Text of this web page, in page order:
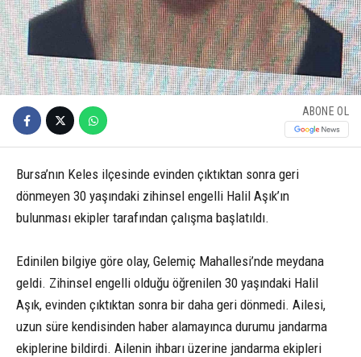
ABONE OL
Bursa’nın Keles ilçesinde evinden çıktıktan sonra geri
dönmeyen 30 yaşındaki zihinsel engelli Halil Aşık’ın
bulunması ekipler tarafından çalışma başlatıldı.
Edinilen bilgiye göre olay, Gelemiç Mahallesi’nde meydana
geldi. Zihinsel engelli olduğu öğrenilen 30 yaşındaki Halil
Aşık, evinden çıktıktan sonra bir daha geri dönmedi. Ailesi,
uzun süre kendisinden haber alamayınca durumu jandarma
ekiplerine bildirdi. Ailenin ihbarı üzerine jandarma ekipleri